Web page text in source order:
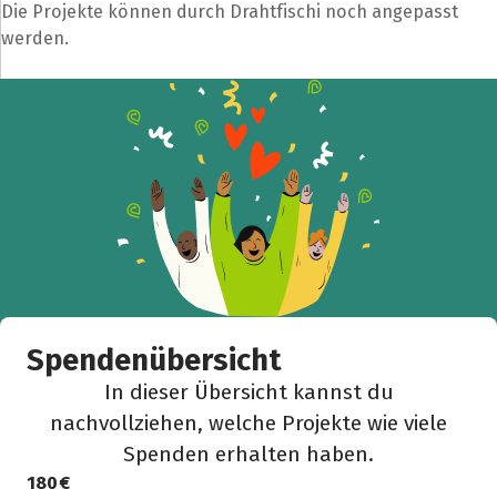
Die Projekte können durch Drahtfischi noch angepasst
werden.
Spendenübersicht
In dieser Übersicht kannst du
nachvollziehen, welche Projekte wie viele
Spenden erhalten haben.
180 €